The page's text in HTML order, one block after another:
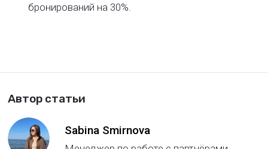
бронирований на 30%.
Автор статьи
Sabina Smirnova